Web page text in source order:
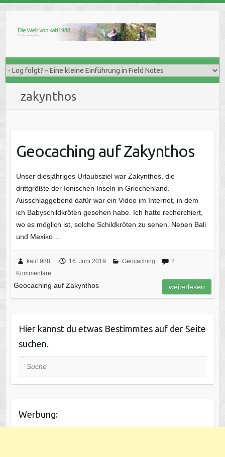
content
zakynthos
Geocaching auf Zakynthos
Unser diesjähriges Urlaubsziel war Zakynthos, die
drittgrößte der Ionischen Inseln in Griechenland.
Ausschlaggebend dafür war ein Video im Internet, in dem
ich Babyschildkröten gesehen habe. Ich hatte recherchiert,
wo es möglich ist, solche Schildkröten zu sehen. Neben Bali
und Mexiko…
kati1988 16. Juni 2019 Geocaching
2
Kommentare
Geocaching auf Zakynthos weiterlesen
Hier kannst du etwas Bestimmtes auf der Seite
suchen.
Suche
Werbung: